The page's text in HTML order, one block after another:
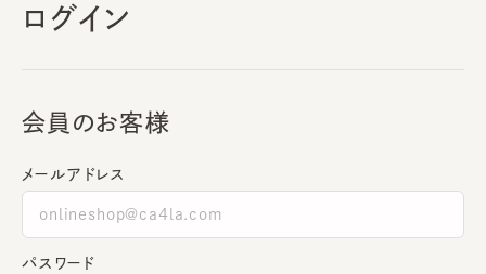
ログイン
会員のお客様
メールアドレス
パスワード